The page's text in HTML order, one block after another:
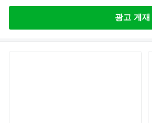
광고 게재